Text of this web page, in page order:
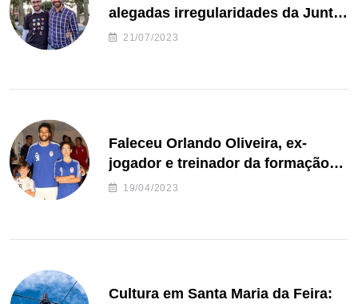
alegadas irregularidades da Junta
de Freguesia S. João de Ver
21/07/2023
Faleceu Orlando Oliveira, ex-
jogador e treinador da formação
de andebol do Feirense
19/04/2023
Cultura em Santa Maria da Feira: